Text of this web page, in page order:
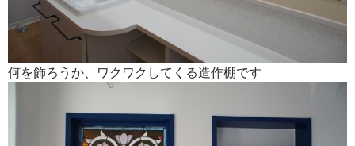
何を飾ろうか、ワクワクしてくる造作棚です